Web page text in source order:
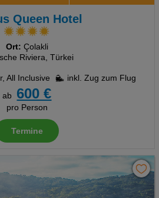
Queen Hotel
Ort: Çolakli
Riviera, Türkei
All Inclusive
inkl. Zug zum Flug
ab
600 €
pro Person
Termine